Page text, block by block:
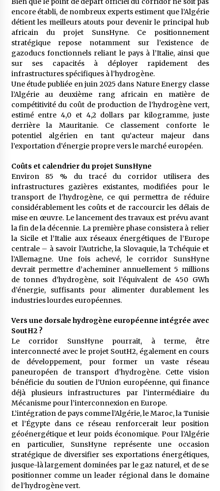
informel
2 semaines ago
Première voiture de course conçue et
fabriquée localement : Une équipe d’étudiants
algériens participe à une compétition
internationale
3 semaines ago
Université Alger 3 : Lancement d’un master à
cursus intégré à la licence en communication
en langue amazighe
3 semaines ago
encore établi, de nombreux experts estiment que l’Algérie
détient les meilleurs atouts pour devenir le principal hub
africain du projet SunsHyne. Ce positionnement
stratégique repose notamment sur l’existence de
gazoducs fonctionnels reliant le pays à l’Italie, ainsi que
sur ses capacités à déployer rapidement des
infrastructures spécifiques à l’hydrogène.
Une étude publiée en juin 2025 dans Nature Energy classe
l’Algérie au deuxième rang africain en matière de
compétitivité du coût de production de l’hydrogène vert,
estimé entre 4,0 et 4,2 dollars par kilogramme, juste
derrière la Mauritanie. Ce classement conforte le
potentiel algérien en tant qu’acteur majeur dans
l’exportation d’énergie propre vers le marché européen.
Coûts et calendrier du projet SunsHyne
Environ 85 % du tracé du corridor utilisera des
infrastructures gazières existantes, modifiées pour le
transport de l’hydrogène, ce qui permettra de réduire
considérablement les coûts et de raccourcir les délais de
mise en œuvre. Le lancement des travaux est prévu avant
la fin de la décennie. La première phase consistera à relier
la Sicile et l’Italie aux réseaux énergétiques de l’Europe
centrale – à savoir l’Autriche, la Slovaquie, la Tchéquie et
l’Allemagne. Une fois achevé, le corridor SunsHyne
devrait permettre d’acheminer annuellement 5 millions
de tonnes d’hydrogène, soit l’équivalent de 450 GWh
d’énergie, suffisants pour alimenter durablement les
industries lourdes européennes.
Vers une dorsale hydrogène européenne intégrée avec
SoutH2 ?
Le corridor SunsHyne pourrait, à terme, être
interconnecté avec le projet SoutH2, également en cours
de développement, pour former un vaste réseau
paneuropéen de transport d’hydrogène. Cette vision
bénéficie du soutien de l’Union européenne, qui finance
déjà plusieurs infrastructures par l’intermédiaire du
Mécanisme pour l’interconnexion en Europe.
L’intégration de pays comme l’Algérie, le Maroc, la Tunisie
et l’Égypte dans ce réseau renforcerait leur position
géoénergétique et leur poids économique. Pour l’Algérie
en particulier, SunsHyne représente une occasion
stratégique de diversifier ses exportations énergétiques,
jusque-là largement dominées par le gaz naturel, et de se
positionner comme un leader régional dans le domaine
de l’hydrogène vert.